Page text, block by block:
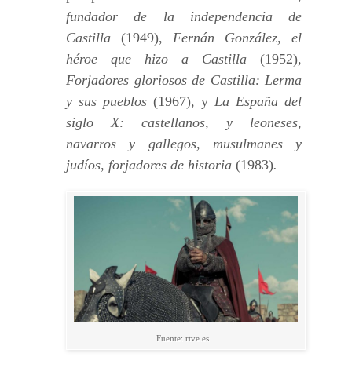
fundador de la independencia de
Castilla (1949), Fernán González, el
héroe que hizo a Castilla (1952),
Forjadores gloriosos de Castilla: Lerma
y sus pueblos (1967), y La España del
siglo X: castellanos, y leoneses,
navarros y gallegos, musulmanes y
judíos, forjadores de historia (1983).
Fuente: rtve.es